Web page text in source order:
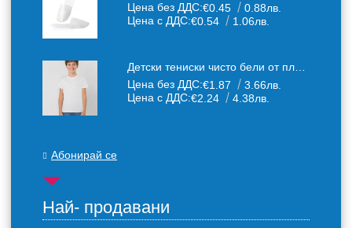
Цена без ДДС:€0.45
0.88лв.
Цена с ДДС:€0.54 1.06лв.
Цена без ДДС:€1.87
3.66лв.
Цена с ДДС:€2.24 4.38лв.
Абонирай се
Най- продавани